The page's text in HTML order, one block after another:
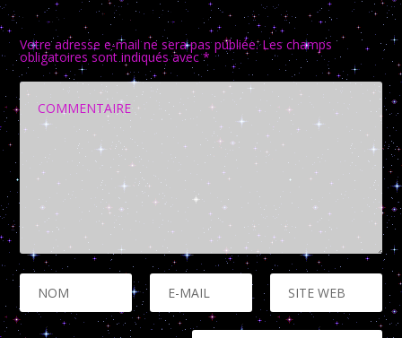
LAISSER UNE RÉPONSE
Votre adresse e-mail ne sera pas publiée. Les champs
obligatoires sont indiqués avec*